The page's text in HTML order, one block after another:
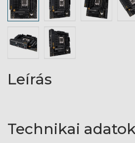
Leírás
Technikai